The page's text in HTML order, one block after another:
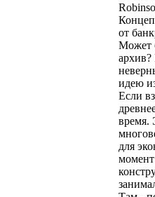
от
Может
идею
Если
время.
для
момент